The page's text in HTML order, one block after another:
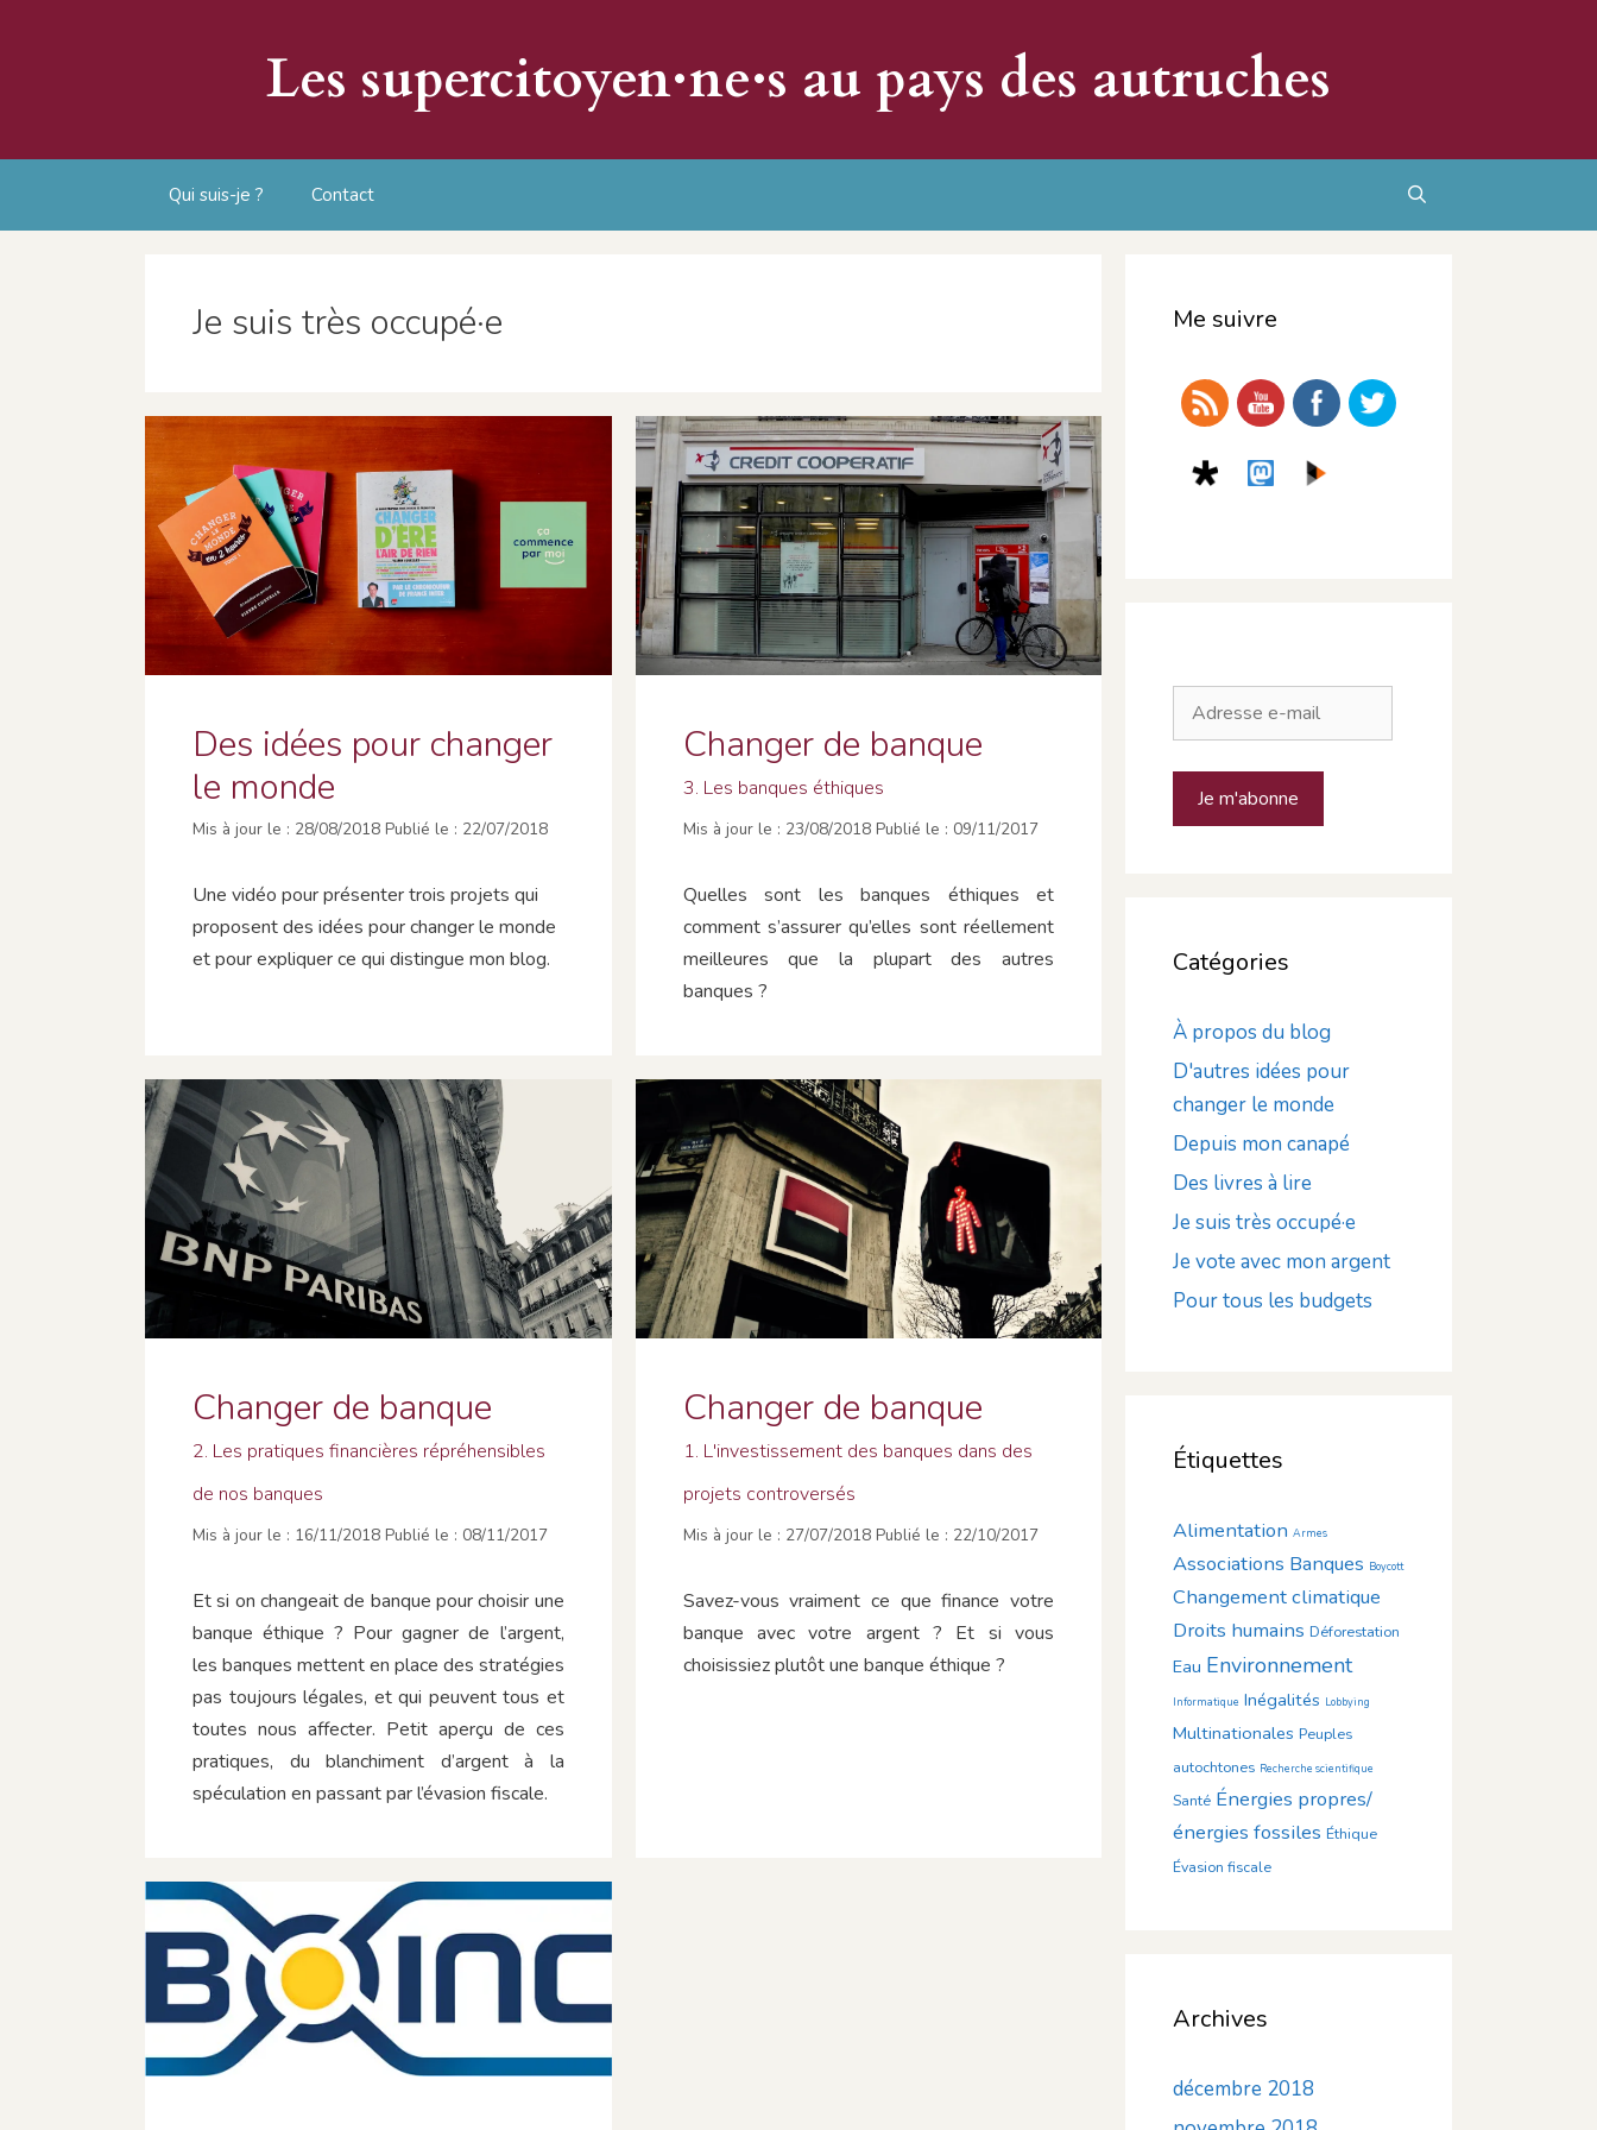
Les supercitoyen·ne·s au pays des autruches
Qui suis-je ? Contact
Je suis très occupé·e
Des idées pour changer
le monde
28/08/2018 22/07/2018
Une vidéo pour présenter trois projets qui
proposent des idées pour changer le monde
et pour expliquer ce qui distingue mon blog.
Changer de banque
3. Les banques éthiques
23/08/2018 09/11/2017
Quelles sont les banques éthiques et
comment s’assurer qu’elles sont réellement
meilleures que la plupart des autres
banques ?
Changer de banque
2. Les pratiques financières répréhensibles
de nos banques
16/11/2018 08/11/2017
Et si on changeait de banque pour choisir une
banque éthique ? Pour gagner de l’argent,
les banques mettent en place des stratégies
pas toujours légales, et qui peuvent tous et
toutes nous affecter. Petit aperçu de ces
pratiques, du blanchiment d’argent à la
spéculation en passant par l’évasion fiscale.
Changer de banque
1. L'investissement des banques dans des
projets controversés
27/07/2018 22/10/2017
Savez-vous vraiment ce que finance votre
banque avec votre argent ? Et si vous
choisissiez plutôt une banque éthique ?
Me suivre
Adresse
e-
mail
Je m'abonne
Catégories
À propos du blog
D'autres idées pour
changer le monde
Depuis mon canapé
Des livres à lire
Je suis très occupé·e
Je vote avec mon argent
Pour tous les budgets
Étiquettes
Alimentation Armes
Associations Banques Boycott
Changement climatique
Droits humains Déforestation
Eau Environnement
Informatique Inégalités Lobbying
Multinationales Peuples
autochtones Recherche scientifique
Santé Énergies propres/
énergies fossiles Éthique
Évasion fiscale
Archives
décembre 2018